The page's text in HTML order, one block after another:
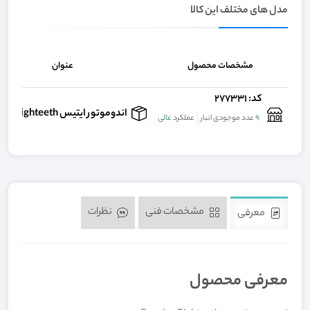
مدل های مختلف این کالا
مشخصات محصول عنوان
کد: 277331
9عدد موجودی انبار عملکردعالی اندوموتور ایتیس e-value eighteeth
معرفی
معرفی محصول